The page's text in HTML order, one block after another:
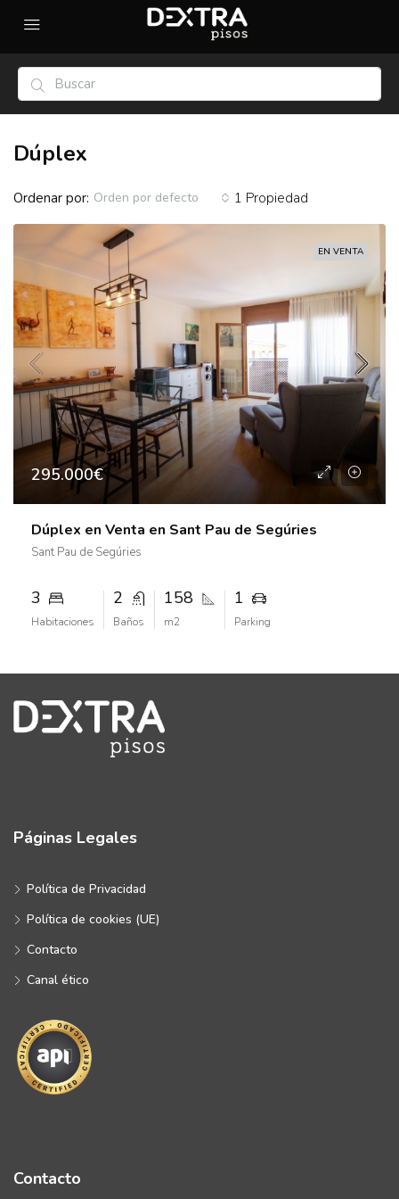
Dúplex
1 Propiedad
Ordenar por: Orden por defecto
EN VENTA
295.000€
Dúplex en Venta en Sant Pau de Segúries
Sant Pau de Segúries
3
Habitaciones
2
Baños
158
m2
1
Parking
Páginas Legales
Política de Privacidad
Política de cookies (UE)
Contacto
Canal ético
Contacto